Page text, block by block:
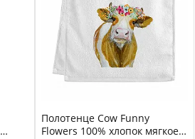
Полотенце Cow Funny
Flowers 100% хлопок мягкое